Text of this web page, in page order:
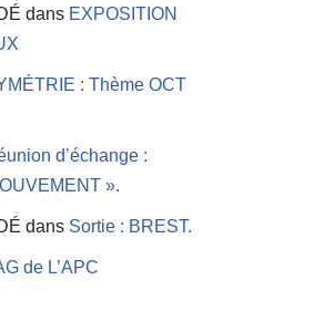
dans EXPOSITION
: Thème OCT
d’échange :
».
dans Sortie : BREST.
de L’APC